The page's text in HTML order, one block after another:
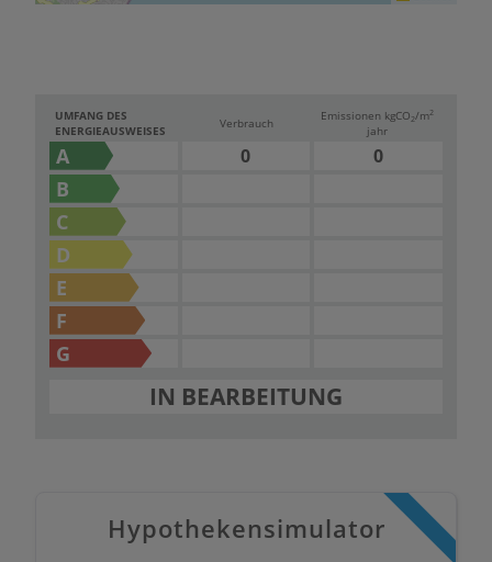
UMFANG DES
ENERGIEAUSWEISES
Verbrauch
Emissionen kgCO 2/m2
jahr
A 0 0
B
C
D
E
F
G
IN BEARBEITUNG
Hypothekensimulator